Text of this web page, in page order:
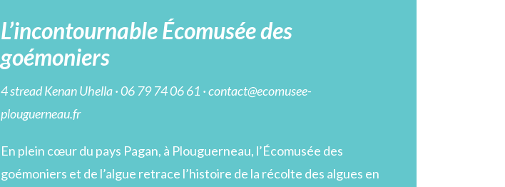
L’incontournable Écomusée des
goémoniers
4 stread Kenan Uhella · 06 79 74 06 61 · contact@ecomusee-
plouguerneau.fr
En plein cœur du pays Pagan, à Plouguerneau, l’Écomusée des
goémoniers et de l’algue retrace l’histoire de la récolte des algues en